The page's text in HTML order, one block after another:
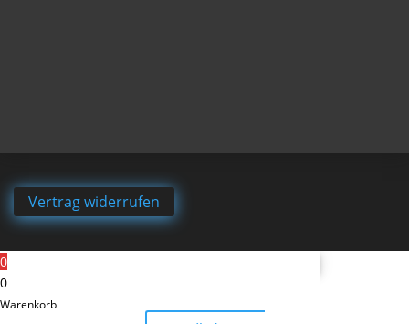
Vertrag widerrufen
0
0
Warenkorb